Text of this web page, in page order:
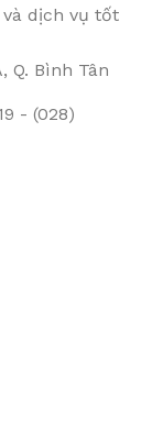
dịch vụ tốt
Q. Bình Tân
- (028)